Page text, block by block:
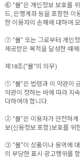
⑥ “몰”은 개인정보 보호를
드, 은행계좌 등을 포함한 이
한 이용자의 손해에 대하여
⑦ “몰” 또는 그로부터 개인
제공받은 목적을 달성한 때
제18조(“몰“의 의무)
① “몰”은 법령과 이 약관이
약관이 정하는 바에 따라 지
다하여야 합니다.
② “몰”은 이용자가 안전하
보(신용정보 포함)보호를 위
③ “몰”이 상품이나 용역에
의 부당한 표시·광고행위를